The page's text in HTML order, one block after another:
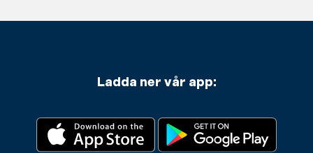
Ladda ner vår app: